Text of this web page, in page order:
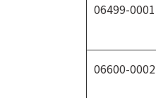
06499-0001
06600-0002